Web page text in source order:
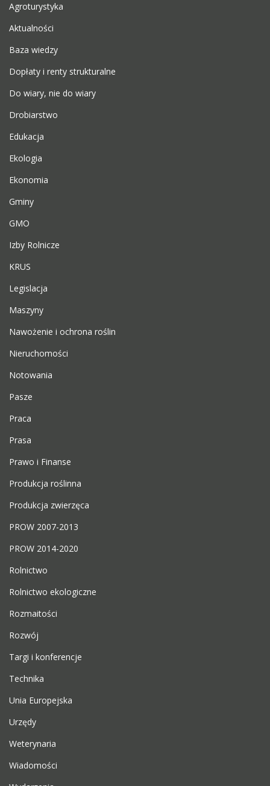
Agroturystyka
Aktualności
Baza wiedzy
Dopłaty i renty strukturalne
Do wiary, nie do wiary
Drobiarstwo
Edukacja
Ekologia
Ekonomia
Gminy
GMO
Izby Rolnicze
KRUS
Legislacja
Maszyny
Nawożenie i ochrona roślin
Nieruchomości
Notowania
Pasze
Praca
Prasa
Prawo i Finanse
Produkcja roślinna
Produkcja zwierzęca
PROW 2007-2013
PROW 2014-2020
Rolnictwo
Rolnictwo ekologiczne
Rozmaitości
Rozwój
Targi i konferencje
Technika
Unia Europejska
Urzędy
Weterynaria
Wiadomości